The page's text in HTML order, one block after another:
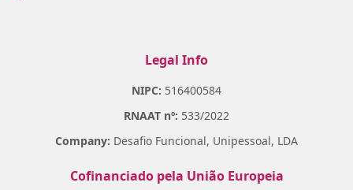
Legal Info
NIPC: 516400584
RNAAT nº: 533/2022
Company: Desafio Funcional, Unipessoal, LDA
Cofinanciado pela União Europeia